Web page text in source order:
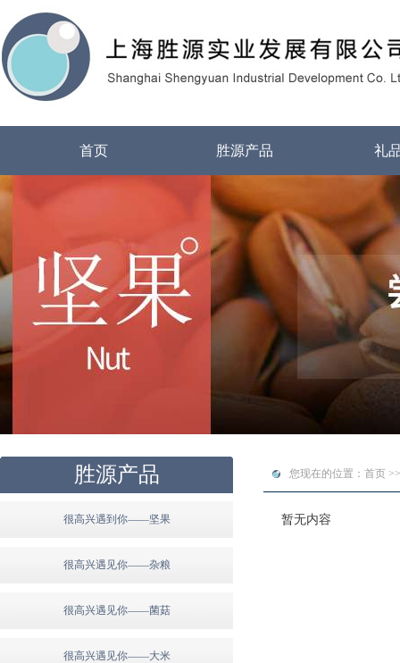
首页 胜源产品 礼
胜源产品
很高兴遇到你——坚果
很高兴遇见你——杂粮
很高兴遇见你——菌菇
很高兴遇见你——大米
您现在的位置：首页
暂无内容